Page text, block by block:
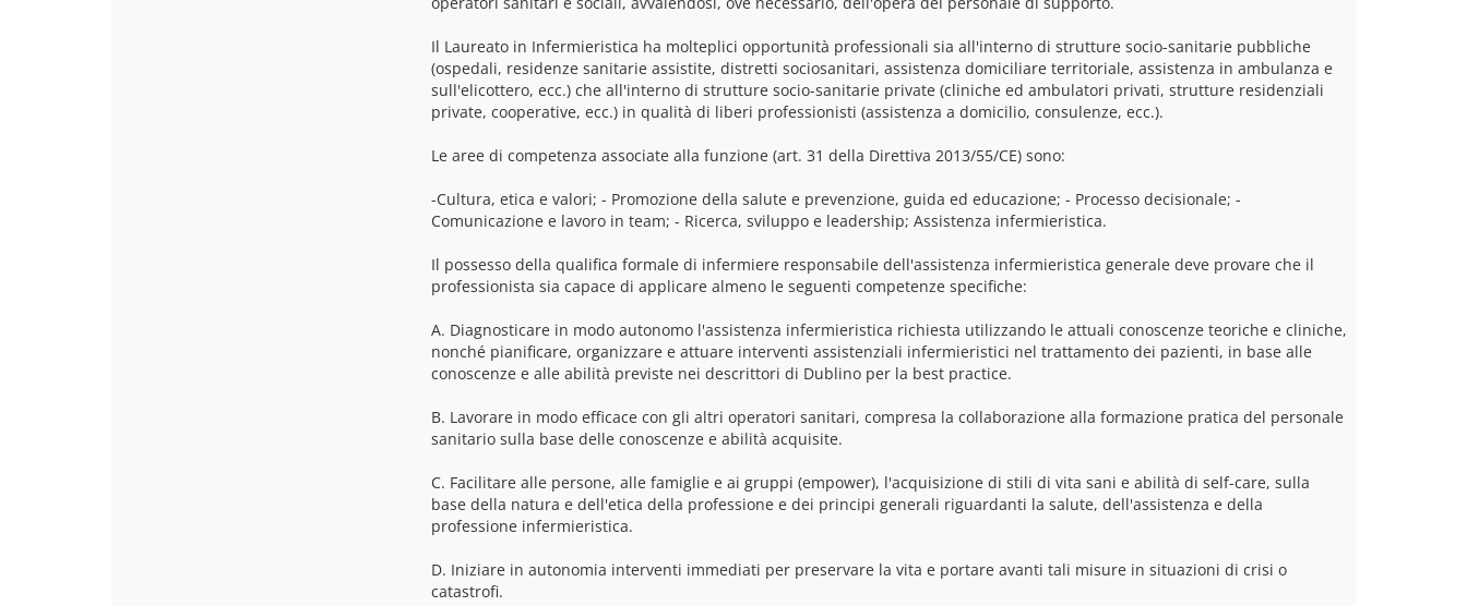
Il Laureato in Infermieristica ha molteplici opportunità professionali sia all'interno di strutture socio-sanitarie pubbliche
(ospedali, residenze sanitarie assistite, distretti sociosanitari, assistenza domiciliare territoriale, assistenza in ambulanza e
sull'elicottero, ecc.) che all'interno di strutture socio-sanitarie private (cliniche ed ambulatori privati, strutture residenziali
private, cooperative, ecc.) in qualità di liberi professionisti (assistenza a domicilio, consulenze, ecc.).
Le aree di competenza associate alla funzione (art. 31 della Direttiva 2013/55/CE) sono:
-Cultura, etica e valori; - Promozione della salute e prevenzione, guida ed educazione; - Processo decisionale; -
Comunicazione e lavoro in team; - Ricerca, sviluppo e leadership; Assistenza infermieristica.
Il possesso della qualifica formale di infermiere responsabile dell'assistenza infermieristica generale deve provare che il
professionista sia capace di applicare almeno le seguenti competenze specifiche:
A. Diagnosticare in modo autonomo l'assistenza infermieristica richiesta utilizzando le attuali conoscenze teoriche e cliniche,
nonché pianificare, organizzare e attuare interventi assistenziali infermieristici nel trattamento dei pazienti, in base alle
conoscenze e alle abilità previste nei descrittori di Dublino per la best practice.
B. Lavorare in modo efficace con gli altri operatori sanitari, compresa la collaborazione alla formazione pratica del personale
sanitario sulla base delle conoscenze e abilità acquisite.
C. Facilitare alle persone, alle famiglie e ai gruppi (empower), l'acquisizione di stili di vita sani e abilità di self-care, sulla
base della natura e dell'etica della professione e dei principi generali riguardanti la salute, dell'assistenza e della
professione infermieristica.
D. Iniziare in autonomia interventi immediati per preservare la vita e portare avanti tali misure in situazioni di crisi o
catastrofi.